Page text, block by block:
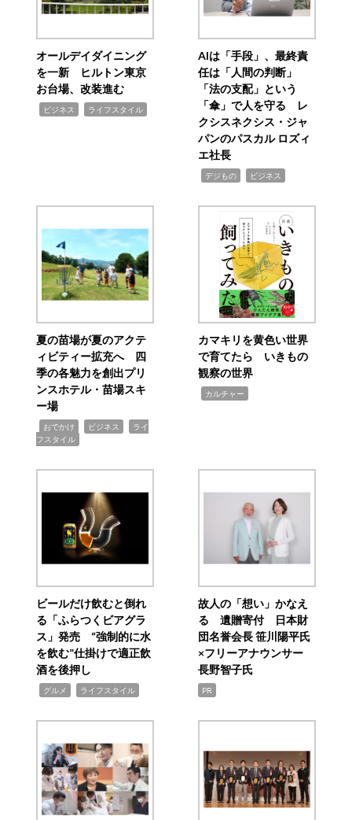
オールデイダイニング
を一新 ヒルトン東京
お台場、改装進む
ビジネス ライフスタイル
AIは「手段」、最終責
任は「人間の判断」
「法の支配」という
「傘」で人を守る レ
クシスネクシス・ジャ
パンのパスカル ロズィ
エ社長
デジもの ビジネス
夏の苗場が夏のアクテ
ィビティー拡充へ 四
季の各魅力を創出プリ
ンスホテル・苗場スキ
ー場
おでかけ ビジネス
ライ
フスタイル
カマキリを黄色い世界
で育てたら いきもの
観察の世界
カルチャー
ビールだけ飲むと倒れ
る「ふらつくビアグラ
ス」発売 “強制的に水
を飲む”仕掛けで適正飲
酒を後押し
グルメ ライフスタイル
故人の「想い」かなえ
る 遺贈寄付 日本財
団名誉会長 笹川陽平氏
×フリーアナウンサー
長野智子氏
PR